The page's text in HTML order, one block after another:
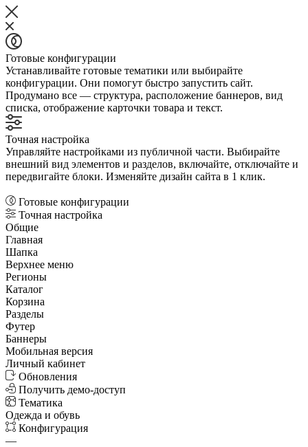
Готовые конфигурации
Устанавливайте готовые тематики или выбирайте
конфигурации. Они помогут быстро запустить сайт.
Продумано все — структура, расположение баннеров, вид
списка, отображение карточки товара и текст.
Точная настройка
Управляйте настройками из публичной части. Выбирайте
внешний вид элементов и разделов, включайте, отключайте и
передвигайте блоки. Изменяйте дизайн сайта в 1 клик.
Готовые конфигурации
Точная настройка
Общие
Главная
Шапка
Верхнее меню
Регионы
Каталог
Корзина
Разделы
Футер
Баннеры
Мобильная версия
Личный кабинет
Обновления
Получить демо-доступ
Тематика
Одежда и обувь
Конфигурация
—